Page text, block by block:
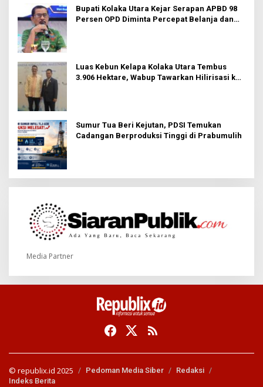
Bupati Kolaka Utara Kejar Serapan APBD 98
Persen OPD Diminta Percepat Belanja dan
Luas Kebun Kelapa Kolaka Utara Tembus
3.906 Hektare, Wabup Tawarkan Hilirisasi ke
Sumur Tua Beri Kejutan, PDSI Temukan
Cadangan Berproduksi Tinggi di Prabumulih
Media Partner
© republix.id 2025 Pedoman Media Siber
Redaksi
Indeks Berita